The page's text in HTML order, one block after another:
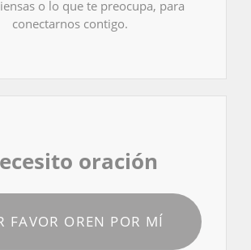
o lo que te preocupa, para
conectarnos contigo.
oración
FAVOR OREN POR MÍ